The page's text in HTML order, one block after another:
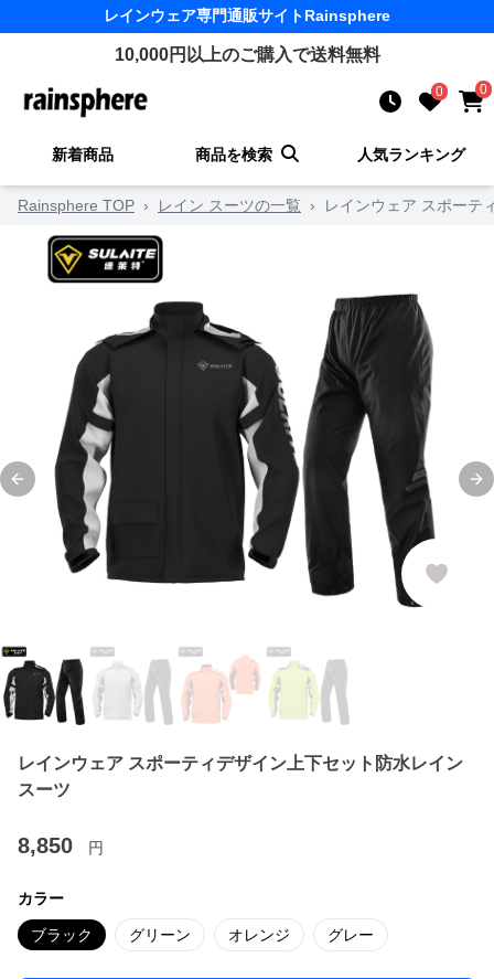
レインウェア専門通販サイトRainsphere
10,000円以上のご購入で送料無料
0 0
新着商品 商品を検索 人気ランキング
Rainsphere TOP › レイン スーツの一覧 › レインウェア スポーテ
Previous slide
レインウェア スポーティデザイン上下セット防水レイン
スーツ
8,850 円
カラー
ブラック グリーン オレンジ グレー